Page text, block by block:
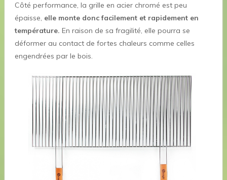
Côté performance, la grille en acier chromé est peu
épaisse, elle monte donc facilement et rapidement en
température. En raison de sa fragilité, elle pourra se
déformer au contact de fortes chaleurs comme celles
engendrées par le bois.